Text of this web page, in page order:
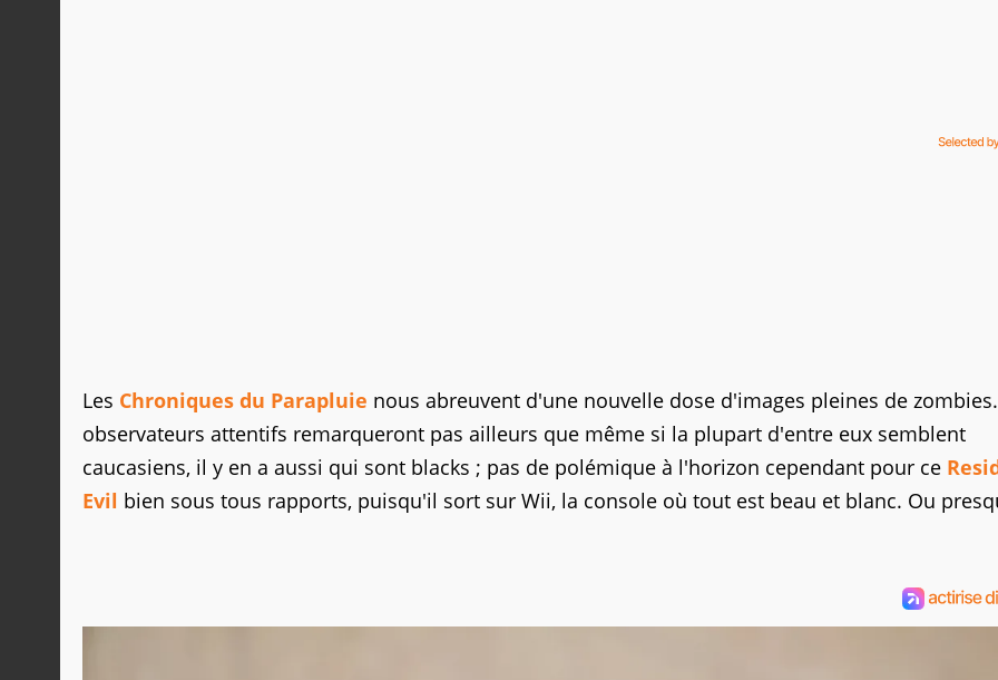
Les Chroniques du Parapluie nous abreuvent d'une nouvelle dose d'images pleines de
observateurs attentifs remarqueront pas ailleurs que même si la plupart d'entre eux semblent
caucasiens, il y en a aussi qui sont blacks ; pas de polémique à l'horizon cependant pour ce
Evil bien sous tous rapports, puisqu'il sort sur Wii, la console où tout est beau et blanc. Ou